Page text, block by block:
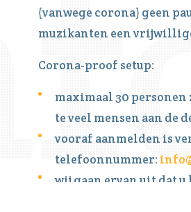
(vanwege corona) geen
muzikanten een
Corona-proof setup:
maximaal 30
te veel mensen aan de
vooraf aanmelden is
telefoonnummer:
wij gaan ervan uit dat